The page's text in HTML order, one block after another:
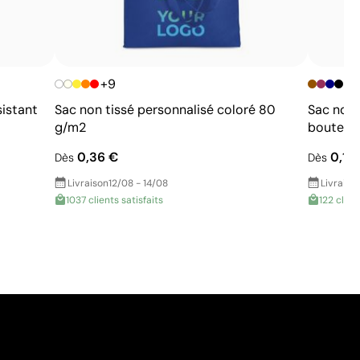
+9
Sac non tissé personnalisé coloré 80
g/m2
Dès 0,36 €
Livraison12/08 - 14/08
1037 clients satisfaits
Sac
Dès 0,11
122